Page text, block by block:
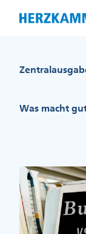
Was macht